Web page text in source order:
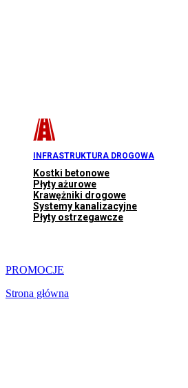
INFRASTRUKTURA DROGOWA
Kostki betonowe
Płyty ażurowe
Krawężniki drogowe
Systemy kanalizacyjne
Płyty ostrzegawcze
PROMOCJE
Strona główna